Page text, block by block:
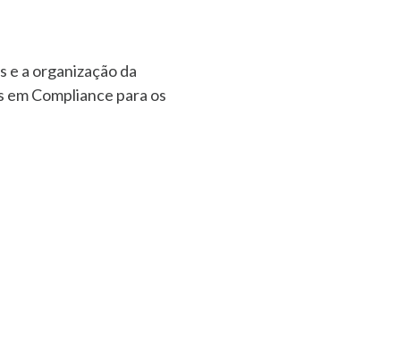
a organização da
Compliance para os